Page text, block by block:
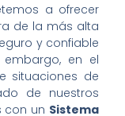
a ofrecer
de la más alta
y confiable
en el
situaciones de
de nuestros
con un Sistema